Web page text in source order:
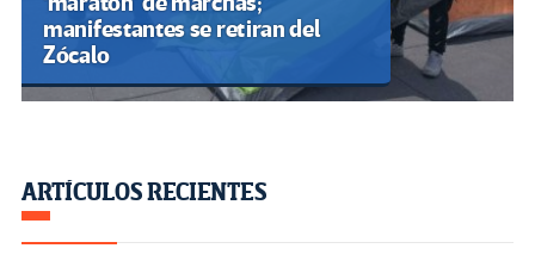
manifestantes se retiran del
Zócalo
ARTÍCULOS RECIENTES